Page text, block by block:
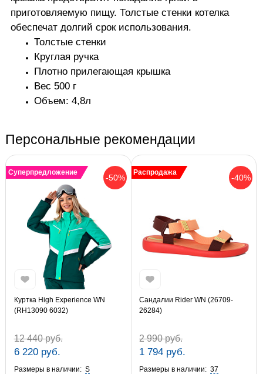
приготовляемую пищу. Толстые стенки котелка
обеспечат долгий срок использования.
Толстые стенки
Круглая ручка
Плотно прилегающая крышка
Вес 500 г
Объем: 4,8л
Персональные рекомендации
-50%
Суперпредложение
Куртка High Experience WN
(RH13090 6032)
12 440 руб.
6 220 руб.
Размеры в наличии: S
-40%
Распродажа
Сандалии Rider WN (26709-
26284)
2 990 руб.
1 794 руб.
Размеры в наличии: 37